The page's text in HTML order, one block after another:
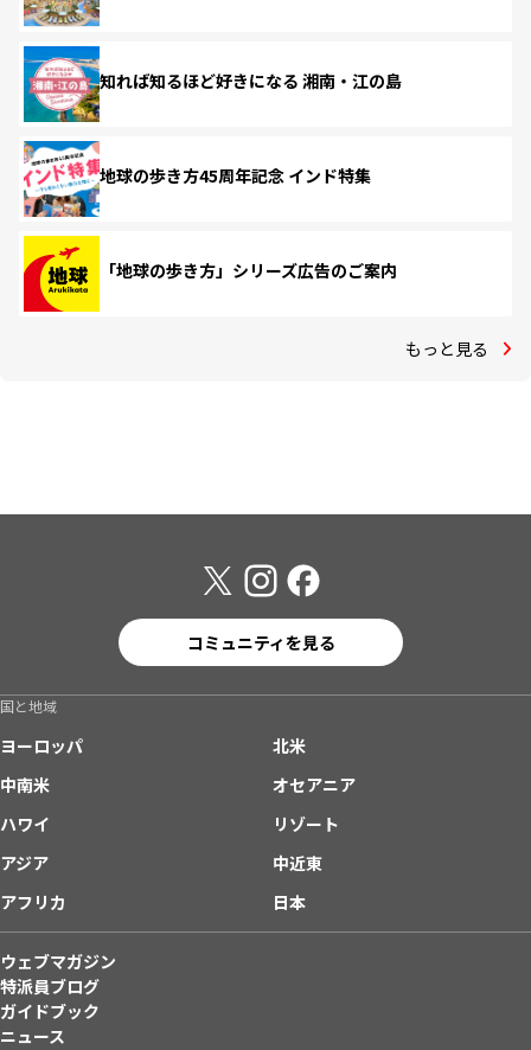
知れば知るほど好きになる 湘南・江の島
地球の歩き方45周年記念 インド特集
「地球の歩き方」シリーズ広告のご案内
もっと見る
コミュニティを見る
国と地域
ヨーロッパ
北米
中南米
オセアニア
ハワイ
リゾート
アジア
中近東
アフリカ
日本
ウェブマガジン
特派員ブログ
ガイドブック
ニュース